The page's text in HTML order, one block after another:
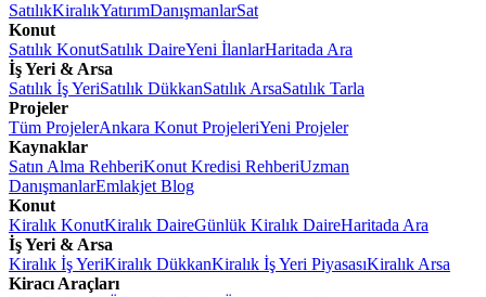
SatılıkKiralıkYatırımDanışmanlarSat
Konut
Satılık KonutSatılık DaireYeni İlanlarHaritada Ara
İş Yeri & Arsa
Satılık İş YeriSatılık DükkanSatılık ArsaSatılık Tarla
Projeler
Tüm ProjelerAnkara Konut ProjeleriYeni Projeler
Kaynaklar
Satın Alma RehberiKonut Kredisi RehberiUzman
DanışmanlarEmlakjet Blog
Konut
Kiralık KonutKiralık DaireGünlük Kiralık DaireHaritada Ara
İş Yeri & Arsa
Kiralık İş YeriKiralık DükkanKiralık İş Yeri PiyasasıKiralık Arsa
Kiracı Araçları